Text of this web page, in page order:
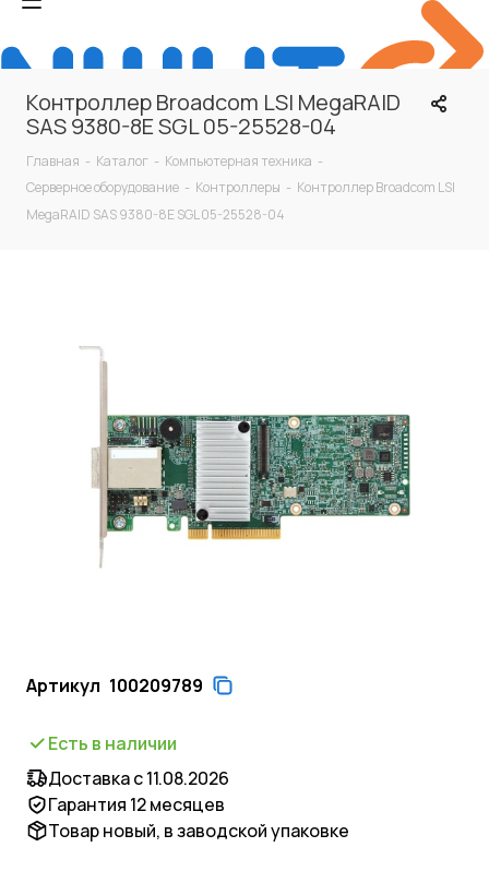
Контроллер Broadcom LSI MegaRAID
SAS 9380-8E SGL 05-25528-04
Главная - Каталог - Компьютерная техника -
Серверное оборудование - Контроллеры - Контроллер Broadcom LSI
MegaRAID SAS 9380-8E SGL 05-25528-04
Артикул 100209789
Есть в наличии
Доставка с 11.08.2026
Гарантия 12 месяцев
Товар новый, в заводской упаковке